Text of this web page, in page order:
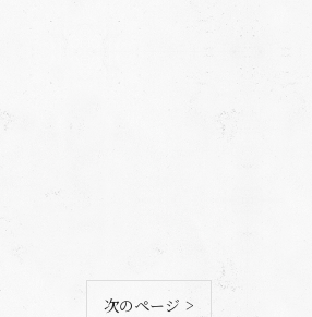
次のページ >